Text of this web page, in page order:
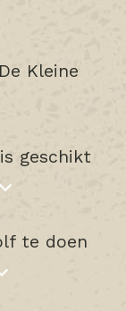
Kleine
geschikt
te doen